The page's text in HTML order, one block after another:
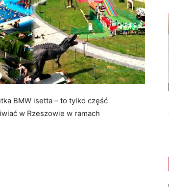
BMW isetta – to tylko część
w Rzeszowie w ramach